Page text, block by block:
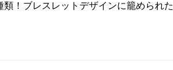
類！ブレスレットデザインに籠められた